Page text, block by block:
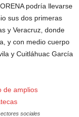
podría llevarse
sus dos primeras
y Veracruz, donde
y con medio cuerpo
y Cuitláhuac García
sociales